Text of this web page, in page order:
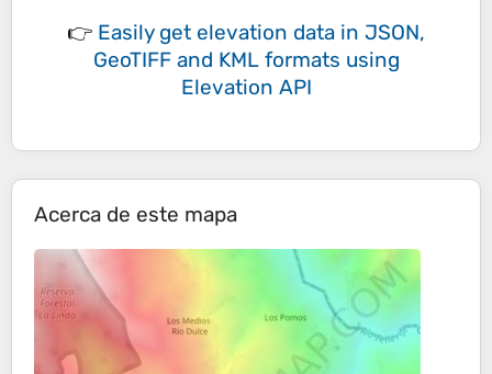
👉 Easily get elevation data in JSON,
GeoTIFF and KML formats using
Elevation API
Acerca de este mapa